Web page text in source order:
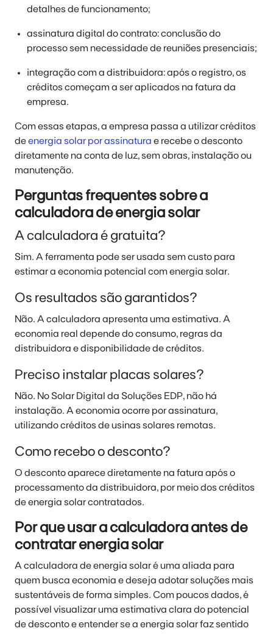
detalhes de funcionamento;
assinatura digital do contrato: conclusão do
processo sem necessidade de reuniões presenciais;
integração com a distribuidora: após o registro, os
créditos começam a ser aplicados na fatura da
empresa.
Com essas etapas, a empresa passa a utilizar créditos
deenergia solar por assinatura e recebe o desconto
diretamente na conta de luz, sem obras, instalação ou
manutenção.
Perguntas frequentes sobre a
calculadora de energia solar
A calculadora é gratuita?
Sim. A ferramenta pode ser usada sem custo para
estimar a economia potencial com energia solar.
Os resultados são garantidos?
Não. A calculadora apresenta uma estimativa. A
economia real depende do consumo, regras da
distribuidora e disponibilidade de créditos.
Preciso instalar placas solares?
Não. No Solar Digital da Soluções EDP, não há
instalação. A economia ocorre por assinatura,
utilizando créditos de usinas solares remotas.
Como recebo o desconto?
O desconto aparece diretamente na fatura após o
processamento da distribuidora, por meio dos créditos
de energia solar contratados.
Por que usar a calculadora antes de
contratar energia solar
A calculadora de energia solar é uma aliada para
quem busca economia e deseja adotar soluções mais
sustentáveis de forma simples. Com poucos dados, é
possível visualizar uma estimativa clara do potencial
de desconto e entender se a energia solar faz sentido